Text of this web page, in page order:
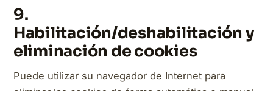
9.
Habilitación/deshabilitación y
eliminación de cookies
Puede utilizar su navegador de Internet para